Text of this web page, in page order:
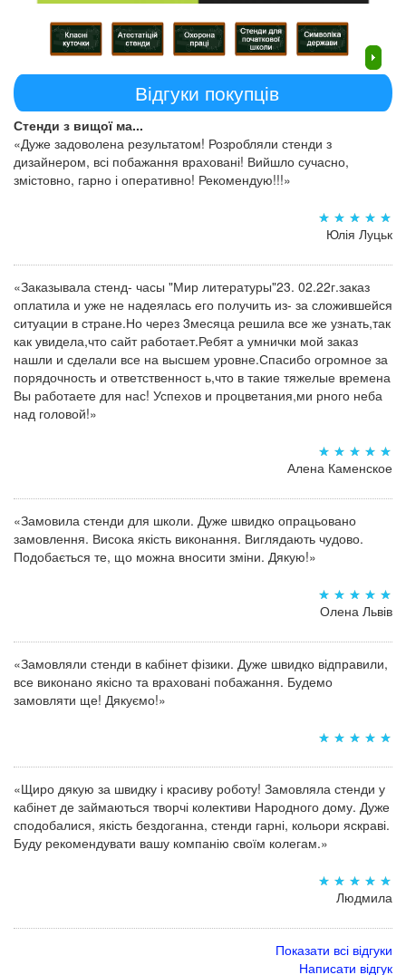
Відгуки покупців
Стенди з вищої ма...
«Дуже задоволена результатом! Розробляли стенди з
дизайнером, всі побажання враховані! Вийшло сучасно,
змістовно, гарно і оперативно! Рекомендую!!!»
Юлія Луцьк
«Заказывала стенд- часы "Мир литературы"23. 02.22г.заказ
оплатила и уже не надеялась его получить из- за сложившейся
ситуации в стране.Но через 3месяца решила все же узнать,так
как увидела,что сайт работает.Ребят а умнички мой заказ
нашли и сделали все на высшем уровне.Спасибо огромное за
порядочность и ответственност ь,что в такие тяжелые времена
Вы работаете для нас! Успехов и процветания,ми рного неба
над головой!»
Алена Каменское
«Замовила стенди для школи. Дуже швидко опрацьовано
замовлення. Висока якість виконання. Виглядають чудово.
Подобається те, що можна вносити зміни. Дякую!»
Олена Львів
«Замовляли стенди в кабінет фізики. Дуже швидко відправили,
все виконано якісно та враховані побажання. Будемо
замовляти ще! Дякуємо!»
«Щиро дякую за швидку і красиву роботу! Замовляла стенди у
кабінет де займаються творчі колективи Народного дому. Дуже
сподобалися, якість бездоганна, стенди гарні, кольори яскраві.
Буду рекомендувати вашу компанію своїм колегам.»
Людмила
Показати всі відгуки
Написати відгук